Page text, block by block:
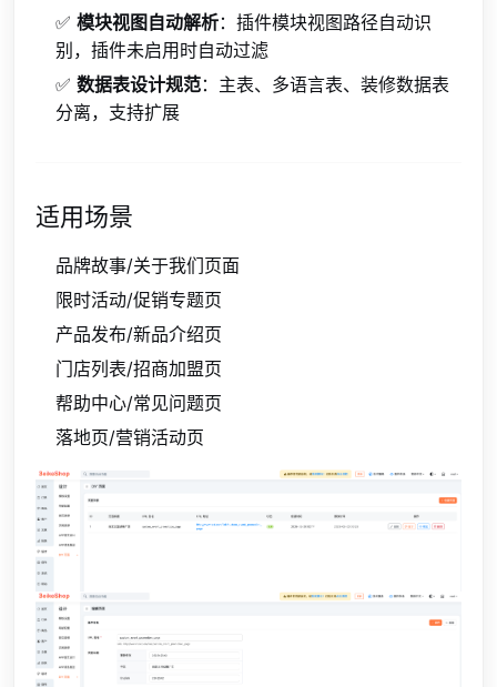
✅模块视图自动解析：插件模块视图路径自动识
别，插件未启用时自动过滤
✅数据表设计规范：主表、多语言表、装修数据表
分离，支持扩展
适用场景
品牌故事/关于我们页面
限时活动/促销专题页
产品发布/新品介绍页
门店列表/招商加盟页
帮助中心/常见问题页
落地页/营销活动页